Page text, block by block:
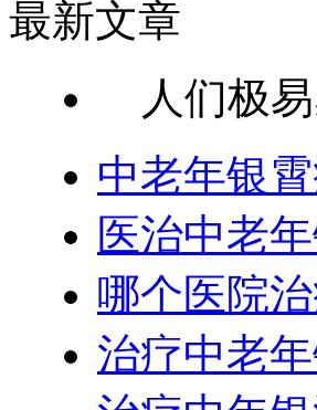
最新文章
人们极易
中老年银
医治中老
哪个医院
治疗中老